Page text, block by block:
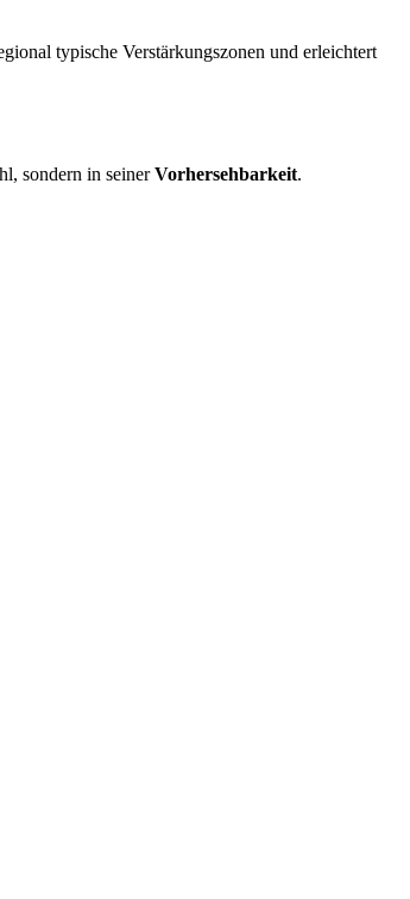
typische Verstärkungszonen und erleichtert
sondern in seinerVorhersehbarkeit.